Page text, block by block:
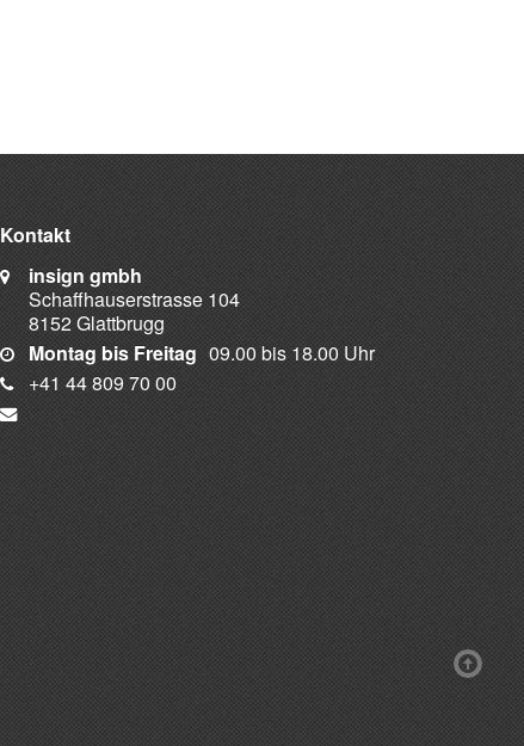
Kontakt
insign gmbh
Schaffhauserstrasse 104
8152 Glattbrugg
Montag bis Freitag 09.00 bis 18.00 Uhr
+41 44 809 70 00